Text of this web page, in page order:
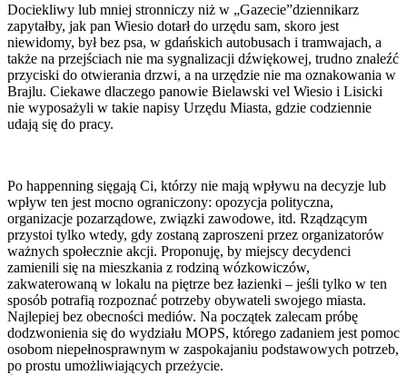
Dociekliwy lub mniej stronniczy niż w „Gazecie”dziennikarz
zapytałby, jak pan Wiesio dotarł do urzędu sam, skoro jest
niewidomy, był bez psa, w gdańskich autobusach i tramwajach, a
także na przejściach nie ma sygnalizacji dźwiękowej, trudno znaleźć
przyciski do otwierania drzwi, a na urzędzie nie ma oznakowania w
Brajlu. Ciekawe dlaczego panowie Bielawski vel Wiesio i Lisicki
nie wyposażyli w takie napisy Urzędu Miasta, gdzie codziennie
udają się do pracy.
Po happenning sięgają Ci, którzy nie mają wpływu na decyzje lub
wpływ ten jest mocno ograniczony: opozycja polityczna,
organizacje pozarządowe, związki zawodowe, itd. Rządzącym
przystoi tylko wtedy, gdy zostaną zaproszeni przez organizatorów
ważnych społecznie akcji. Proponuję, by miejscy decydenci
zamienili się na mieszkania z rodziną wózkowiczów,
zakwaterowaną w lokalu na piętrze bez łazienki – jeśli tylko w ten
sposób potrafią rozpoznać potrzeby obywateli swojego miasta.
Najlepiej bez obecności mediów. Na początek zalecam próbę
dodzwonienia się do wydziału MOPS, którego zadaniem jest pomoc
osobom niepełnosprawnym w zaspokajaniu podstawowych potrzeb,
po prostu umożliwiających przeżycie.